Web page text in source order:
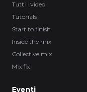
Tutti i video
Tutorials
Start to finish
Inside the mix
Collective mix
Mix fix
Eventi